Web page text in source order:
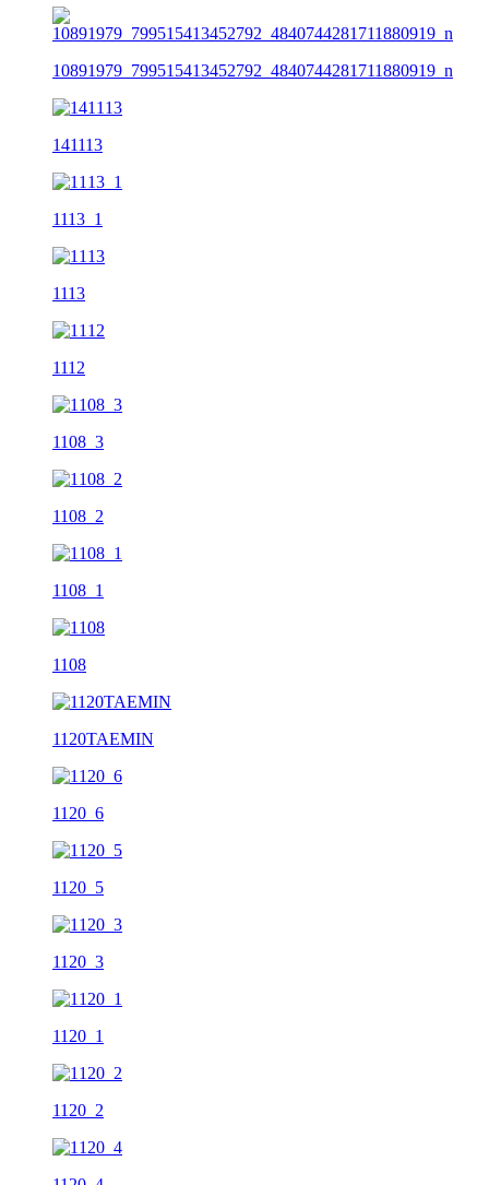
10891979_799515413452792_4840744281711880919_n
141113
1113_1
1113
1112
1108_3
1108_2
1108_1
1108
1120TAEMIN
1120_6
1120_5
1120_3
1120_1
1120_2